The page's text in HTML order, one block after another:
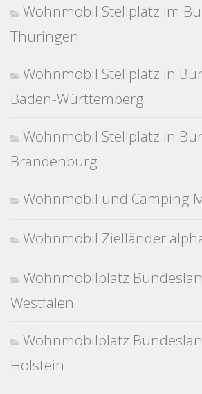
Wohnmobil Stellplatz im
Thüringen
Wohnmobil Stellplatz in
Baden-Württemberg
Wohnmobil Stellplatz in
Brandenburg
Wohnmobil und Camping
Wohnmobil Zielländer
Wohnmobilplatz
Westfalen
Wohnmobilplatz
Holstein